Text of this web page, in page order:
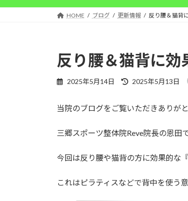
プ
動
HOME ブログ 更新情報 反り腰＆猫背
反り腰＆猫背に効
2025年5月14日
最
新
:
2025年5月13日
当院のブログをご覧いただきありがと
三郷スポーツ整体院Reve院長の恩田で
今回は反り腰や猫背の方に効果的な
これはピラティスなどで背中を使う